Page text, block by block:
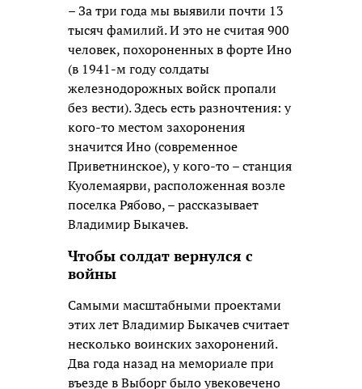
– За три года мы выявили почти 13
тысяч фамилий. И это не считая 900
человек, похороненных в форте Ино
(в 1941-м году солдаты
железнодорожных войск пропали
без вести). Здесь есть разночтения: у
кого-то местом захоронения
значится Ино (современное
Приветнинское), у кого-то – станция
Куолемаярви, расположенная возле
поселка Рябово, – рассказывает
Владимир Быкачев.
Чтобы солдат вернулся с
войны
Самыми масштабными проектами
этих лет Владимир Быкачев считает
несколько воинских захоронений.
Два года назад на мемориале при
въезде в Выборг было увековечено